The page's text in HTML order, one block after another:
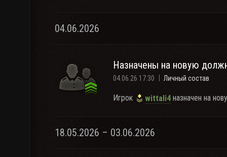
04.06.2026
Назначены на новую
04.06.26 17:30 Личный состав
Игрок wittali4 назначен на
18.05.2026 – 03.06.2026